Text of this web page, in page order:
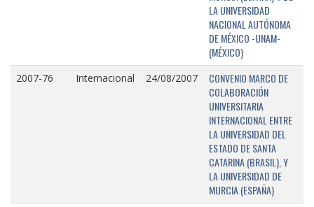
LA UNIVERSIDAD
NACIONAL AUTÓNOMA
DE MÉXICO -UNAM-
(MÉXICO)
2007-76 Internacional 24/08/2007
CONVENIO MARCO DE
COLABORACIÓN
UNIVERSITARIA
INTERNACIONAL ENTRE
LA UNIVERSIDAD DEL
ESTADO DE SANTA
CATARINA (BRASIL), Y
LA UNIVERSIDAD DE
MURCIA (ESPAÑA)